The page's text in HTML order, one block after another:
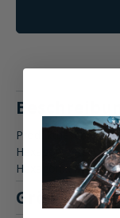
Hexagon geteilt
Hexagon…
Mehr